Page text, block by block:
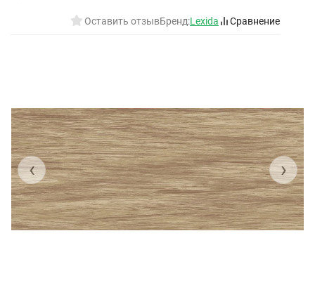
Оставить отзывБренд:Lexida Сравнение
‹ ›